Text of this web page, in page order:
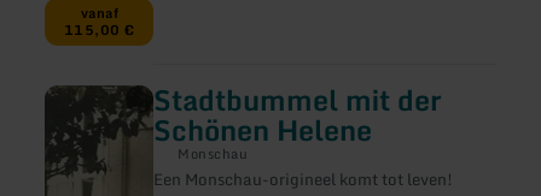
vanaf
115,00 €
Stadtbummel mit der
Schönen Helene
Monschau
Een Monschau-origineel komt tot leven!
meer
informatie
over:
Stadtbummel
mit